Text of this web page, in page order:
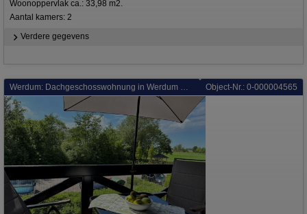
Woonoppervlak ca.: 33,98 m2.
Aantal kamers: 2
Verdere gegevens
Werdum: Dachgeschosswohnung in Werdum mit traumhaftem Blick Object-Nr.: 0-000004565